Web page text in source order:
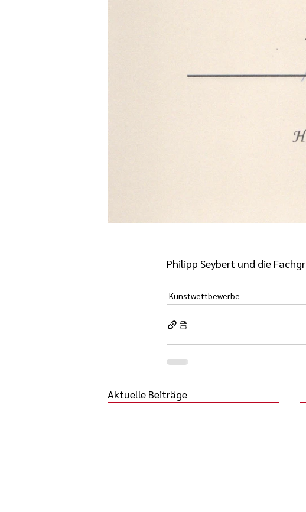
Philipp Seybert und die
Kunstwettbewerbe
Aktuelle Beiträge